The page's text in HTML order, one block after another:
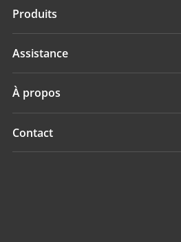
Géospatial
Navigation
Produits
Géospatial
Navigation
Assistance
À propos
Présentation
Contact